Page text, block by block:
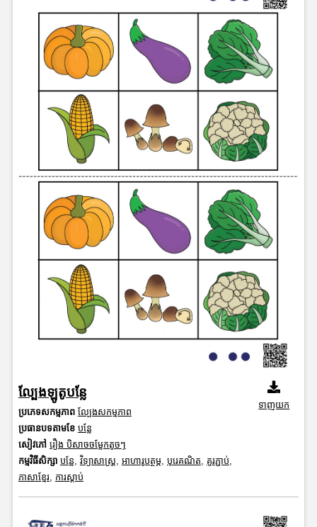
ល្បែងឡូតូបន្លែ
ប្រភេទសកម្មភាព ល្បែងសកម្មភាព
ប្រធានបទតាមខែ បន្លែ
សៀវភៅ រឿង បិសាចចម្លែកតូចៗ
កម្មវិធីសិក្សា បន្លែ, វិទ្យាសាស្រ្ត, អាហារូបត្ថម្ភ, បុរេគណិត, គូរភ្ជាប់,
ភាសាខ្មែរ, ការស្តាប់
ទាញយក